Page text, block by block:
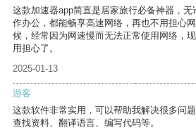
这款加速器app简直是居家旅行必备神器，
作办公，都能畅享高速网络，再也不用担心
候，经常因为网速慢而无法正常使用网络，
用担心了。
2025-01-13
游客
这款软件非常实用，可以帮助我解决很多问
查找资料、翻译语言、编写代码等。